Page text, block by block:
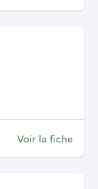
Voir la fiche